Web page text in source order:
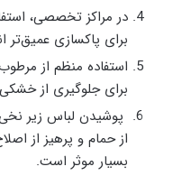
در مراکز تخصصی،
برای پاکسازی عمیق‌تر
برای جلوگیری از
پوشیدن لباس زیر
از حمام و پرهیز از
بسیار موثر است.